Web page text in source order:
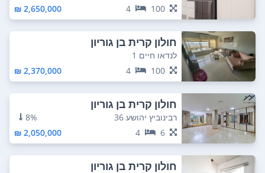
100
4
2,650,000 ₪
חולון קרית בן גוריון
לנדאו חיים 1
100
4
2,370,000 ₪
חולון קרית בן גוריון
רבינוביץ יהושע 36
8%
6
4
2,050,000 ₪
חולון קרית בן גוריון